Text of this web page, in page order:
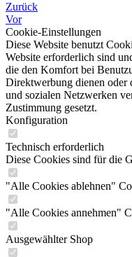
Zurück
Vor
Cookie-Einstellungen
Diese Website benutzt
Website erforderlich sind
die den Komfort bei
Direktwerbung dienen oder
und sozialen Netzwerken
Zustimmung gesetzt.
Konfiguration
Technisch erforderlich
Diese Cookies sind für die
"Alle Cookies ablehnen"
"Alle Cookies annehmen"
Ausgewählter Shop